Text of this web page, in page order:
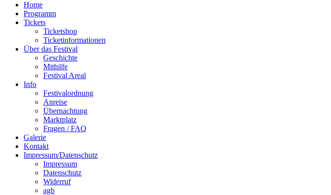
Home
Programm
Tickets
Ticketshop
Ticketinformationen
Über das Festival
Geschichte
Mithilfe
Festival Areal
Info
Festivalordnung
Anreise
Übernachtung
Marktplatz
Fragen / FAQ
Galerie
Kontakt
Impressum/Datenschutz
Impressum
Datenschutz
Widerruf
agb